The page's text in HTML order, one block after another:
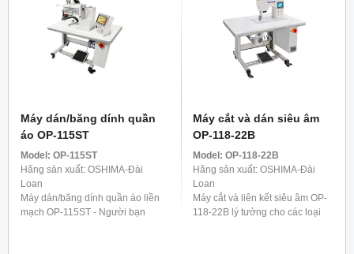
Máy dán/băng dính quần
áo OP-115ST
Model: OP-115ST
Hãng sản xuất: OSHIMA-Đài
Loan
Máy dán/băng dính quần áo liền
mạch OP-115ST - Người bạn
Máy cắt và dán siêu âm
OP-118-22B
Model: OP-118-22B
Hãng sản xuất: OSHIMA-Đài
Loan
Máy cắt và liên kết siêu âm OP-
118-22B lý tưởng cho các loại